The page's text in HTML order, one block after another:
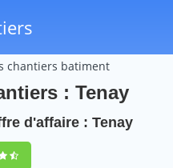
chantiers batiment
: Tenay
d'affaire : Tenay